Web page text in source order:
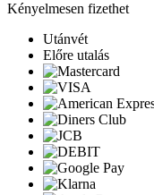
Kényelmesen fizethet
Utánvét
Előre utalás